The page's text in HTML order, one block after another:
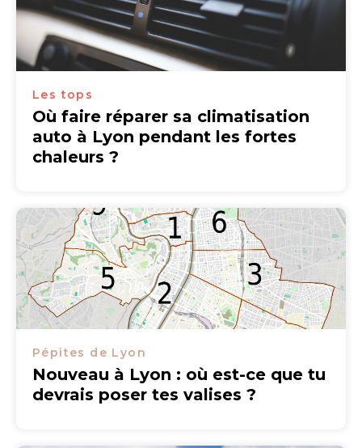
Les tops
Où faire réparer sa climatisation
auto à Lyon pendant les fortes
chaleurs ?
Pépites de Lyon
Nouveau à Lyon : où est-ce que tu
devrais poser tes valises ?